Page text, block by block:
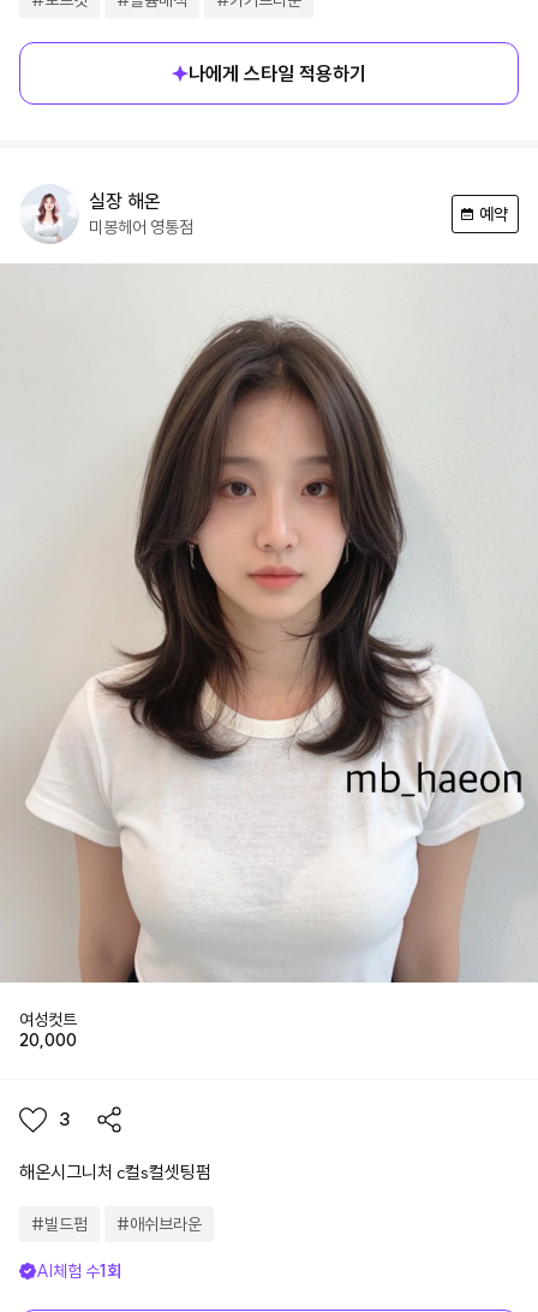
나에게 스타일 적용하기
실장 해온
미봉헤어 영통점
예약
여성컷트
20,000
3
해온시그니처 c컬s컬셋팅펌
#빌드펌 #애쉬브라운
AI체험 수1회